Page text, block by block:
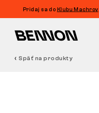
Pridaj sa do Klubu Machrov
Späť na produkty